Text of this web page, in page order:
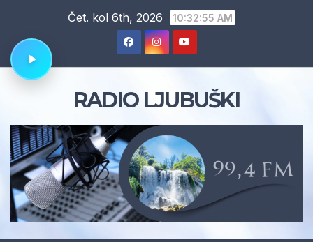
content
Čet. kol 6th, 2026 10:32:56 AM
RADIO LJUBUŠKI